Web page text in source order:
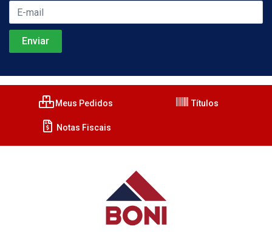
Meus Pedidos Títulos
Notas Fiscais